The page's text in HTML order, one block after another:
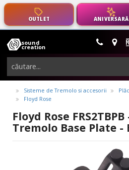
OUTLET ANIVERSARĂ
sound
creation
instrumente
muzicale,
echipamente
pro-
audio
Sisteme de Tremolo si accesorii
Floyd Rose
Floyd Rose
Tremolo Base Plate -